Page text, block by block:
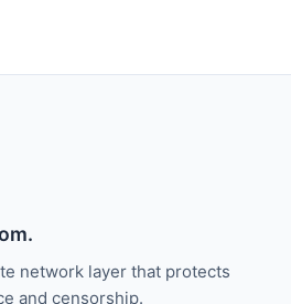
network layer that protects
and censorship.